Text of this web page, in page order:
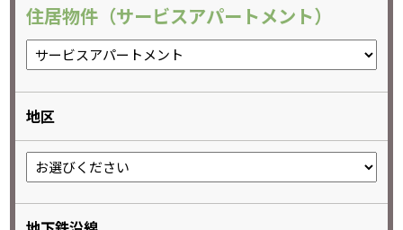
住居物件（サービスアパートメント）
地区